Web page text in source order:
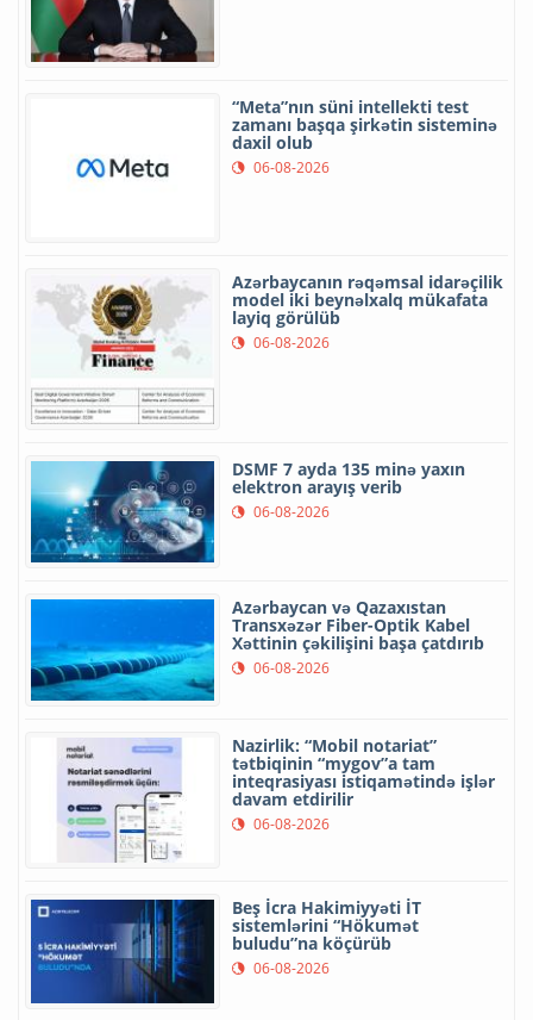
“Meta”nın süni intellekti test
zamanı başqa şirkətin sisteminə
daxil olub
06-08-2026
Azərbaycanın rəqəmsal idarəçilik
model iki beynəlxalq mükafata
layiq görülüb
06-08-2026
DSMF 7 ayda 135 minə yaxın
elektron arayış verib
06-08-2026
Azərbaycan və Qazaxıstan
Transxəzər Fiber-Optik Kabel
Xəttinin çəkilişini başa çatdırıb
06-08-2026
Nazirlik: “Mobil notariat”
tətbiqinin “mygov”a tam
inteqrasiyası istiqamətində işlər
davam etdirilir
06-08-2026
Beş İcra Hakimiyyəti İT
sistemlərini “Hökumət
buludu”na köçürüb
06-08-2026